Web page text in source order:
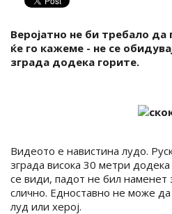
Веројатно не би требало
ќе го кажеме - не се
зграда додека горите.
Видеото е навистина лудо.
зграда висока 30 метри
се види, падот не бил
слично. Едноставно не може
луд или херој.